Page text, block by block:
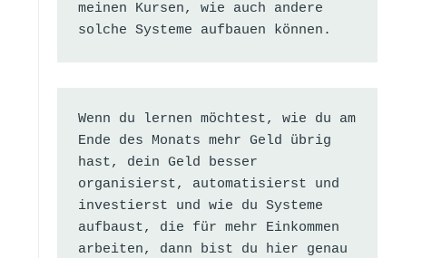
meinen Kursen, wie auch andere
solche Systeme aufbauen können.
Wenn du lernen möchtest, wie du am
Ende des Monats mehr Geld übrig
hast, dein Geld besser
organisierst, automatisierst und
investierst und wie du Systeme
aufbaust, die für mehr Einkommen
arbeiten, dann bist du hier genau